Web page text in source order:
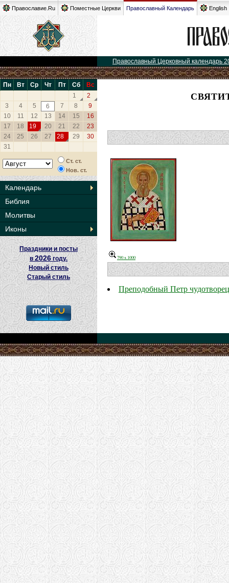
Православие.Ru Поместные Церкви Православный Календарь English
Православный Церковный календарь
Пн Вт Ср Чт Пт Сб
Вс
1
2
3
4 5 6 7 8
9
10
11 12 13 14 15
16
17
18 19 20 21 22
23
24
25 26 27 28 29
30
31
Ст. ст.
Нов. ст.
Календарь
Библия
Молитвы
Иконы
Праздники и посты
в2026 году.
Новый стиль
Старый стиль
790 x 1000
Преподобный Петр